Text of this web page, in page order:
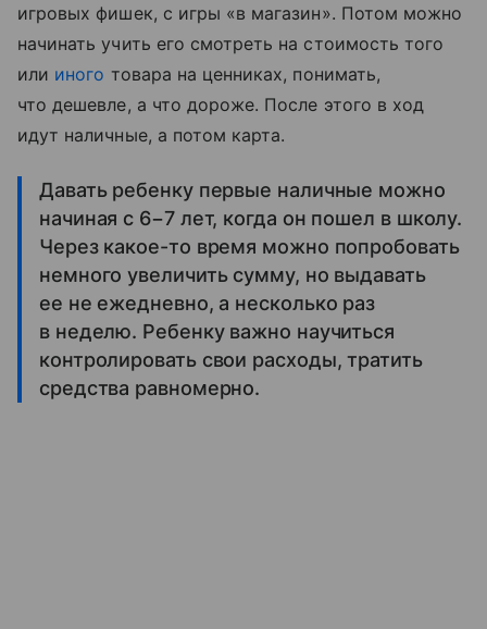
игровых фишек, с игры «в магазин». Потом можно
начинать учить его смотреть на стоимость того
или иного товара на ценниках, понимать,
что дешевле, а что дороже. После этого в ход
идут наличные, а потом карта.
Давать ребенку первые наличные можно
начиная с 6−7 лет, когда он пошел в школу.
Через какое-то время можно попробовать
немного увеличить сумму, но выдавать
ее не ежедневно, а несколько раз
в неделю. Ребенку важно научиться
контролировать свои расходы, тратить
средства равномерно.